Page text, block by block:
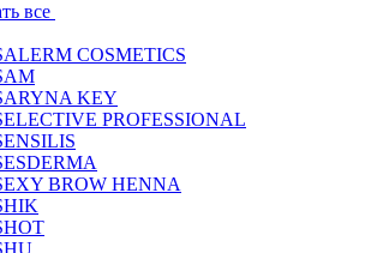
все
COSMETICS
KEY
PROFESSIONAL
BROW HENNA